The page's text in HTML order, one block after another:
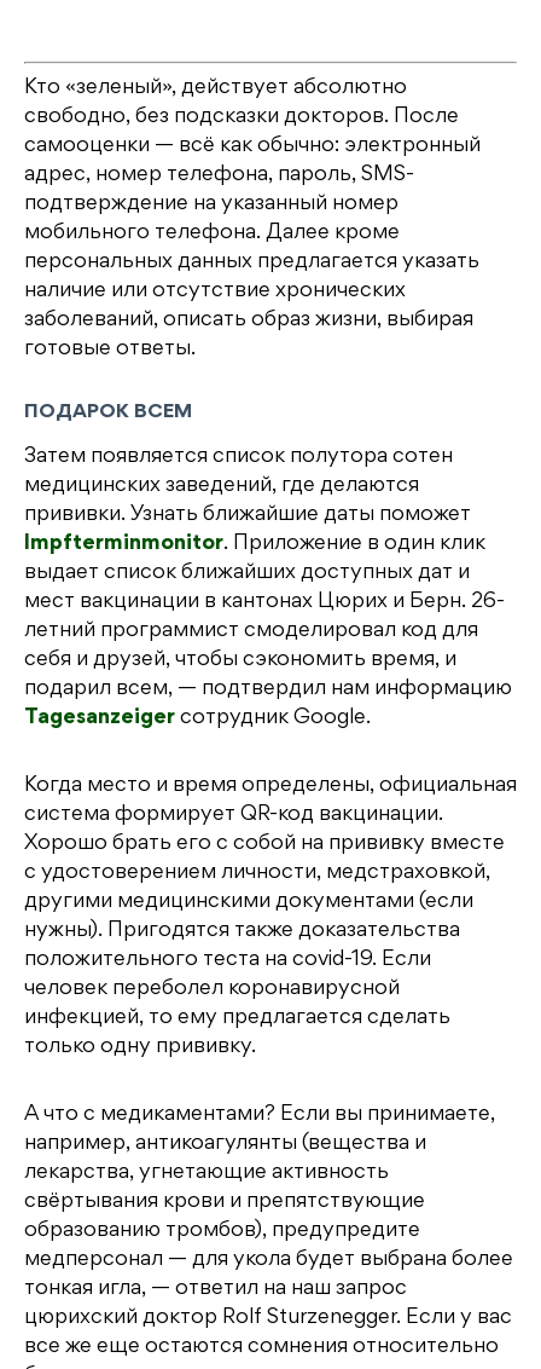
Кто «зеленый», действует абсолютно
свободно, без подсказки докторов. После
самооценки — всё как обычно: электронный
адрес, номер телефона, пароль, SMS-
подтверждение на указанный номер
мобильного телефона. Далее кроме
персональных данных предлагается указать
наличие или отсутствие хронических
заболеваний, описать образ жизни, выбирая
готовые ответы.
ПОДАРОК ВСЕМ
Затем появляется список полутора сотен
медицинских заведений, где делаются
прививки. Узнать ближайшие даты поможет
Impfterminmonitor. Приложение в один клик
выдает список ближайших доступных дат и
мест вакцинации в кантонах Цюрих и Берн. 26-
летний программист смоделировал код для
себя и друзей, чтобы сэкономить время, и
подарил всем, — подтвердил нам информацию
Tagesanzeiger сотрудник Google.
Когда место и время определены, официальная
система формирует QR-код вакцинации.
Хорошо брать его с собой на прививку вместе
с удостоверением личности, медстраховкой,
другими медицинскими документами (если
нужны). Пригодятся также доказательства
положительного теста на covid-19. Если
человек переболел коронавирусной
инфекцией, то ему предлагается сделать
только одну прививку.
А что с медикаментами? Если вы принимаете,
например, антикоагулянты (вещества и
лекарства, угнетающие активность
свёртывания крови и препятствующие
образованию тромбов), предупредите
медперсонал — для укола будет выбрана более
тонкая игла, — ответил на наш запрос
цюрихский доктор Rolf Sturzenegger. Если у вас
все же еще остаются сомнения относительно